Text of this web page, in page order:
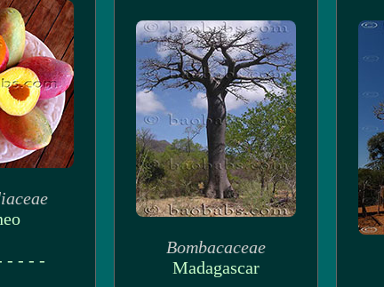
- - - -
Bombacaceae
Madagascar